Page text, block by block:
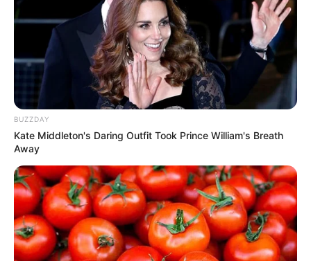
BUZZDAY
Kate Middleton's Daring Outfit Took Prince William's Breath
Away